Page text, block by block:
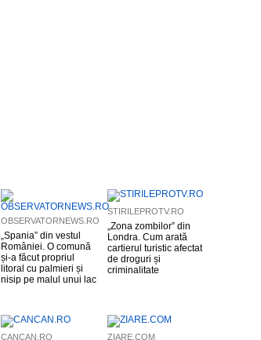
OBSERVATORNEWS.RO
„Spania” din vestul
României. O comună
și-a făcut propriul
litoral cu palmieri și
nisip pe malul unui lac
STIRILEPROTV.RO
„Zona zombilor” din
Londra. Cum arată
cartierul turistic afectat
de droguri și
criminalitate
CANCAN.RO ZIARE.COM